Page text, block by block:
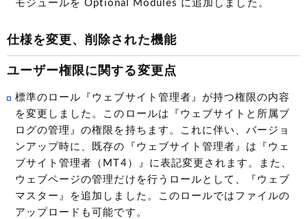
モジュールを Optional Modules に追加しました。
仕様を変更、削除された機能
ユーザー権限に関する変更点
標準のロール『ウェブサイト管理者』が持つ権限の内容
を変更しました。このロールは『ウェブサイトと所属ブ
ログの管理』の権限を持ちます。これに伴い、バージョ
ンアップ時に、既存の『ウェブサイト管理者』は『ウェ
ブサイト管理者（MT4）』に表記変更されます。また、
ウェブページの管理だけを行うロールとして、『ウェブ
マスター』を追加しました。このロールではファイルの
アップロードも可能です。